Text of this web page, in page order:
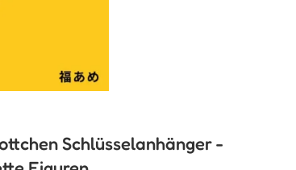
Schlüsselanhänger -